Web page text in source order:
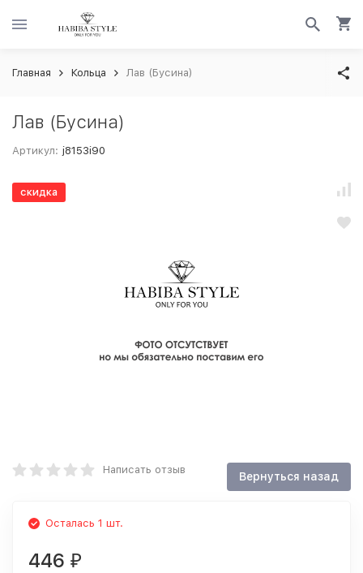
Главная Кольца Лав (Бусина)
Лав (Бусина)
Артикул: j8153i90
скидка
Написать отзыв
Осталась 1 шт.
446 ₽